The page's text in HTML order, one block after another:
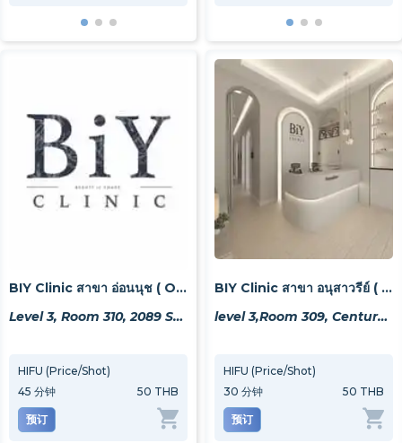
BIY Clinic สาขา อ่อนนุช ( Onnut Branch )
Level 3, Room 310, 2089 Sukhumvit Rd, Khwaeng Phra Khanong Nuea, Watthana, Krung Thep Maha Nakhon 10260, Thailand
HIFU (Price/Shot)
45 分钟 50 THB
预订
ฉีดสิว (Price/Acne)
分钟 100 THB
45
BIY Clinic สาขา อนุสาวรีย์ ( Victory Monument Branch)
level 3,Room 309, Century The Movie Plaza, 15 Phaya Thai Rd, Khwaeng Thanon Phaya Thai, Khet Ratchathewi, Krung Thep Maha Nakhon 10400, Thailand
HIFU (Price/Shot)
30 分钟 50 THB
预订